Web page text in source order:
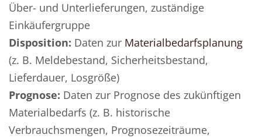
Über- und Unterlieferungen, zuständige
Einkäufergruppe
Disposition: Daten zur Materialbedarfsplanung
(z. B. Meldebestand, Sicherheitsbestand,
Lieferdauer, Losgröße)
Prognose: Daten zur Prognose des zukünftigen
Materialbedarfs (z. B. historische
Verbrauchsmengen, Prognosezeiträume,